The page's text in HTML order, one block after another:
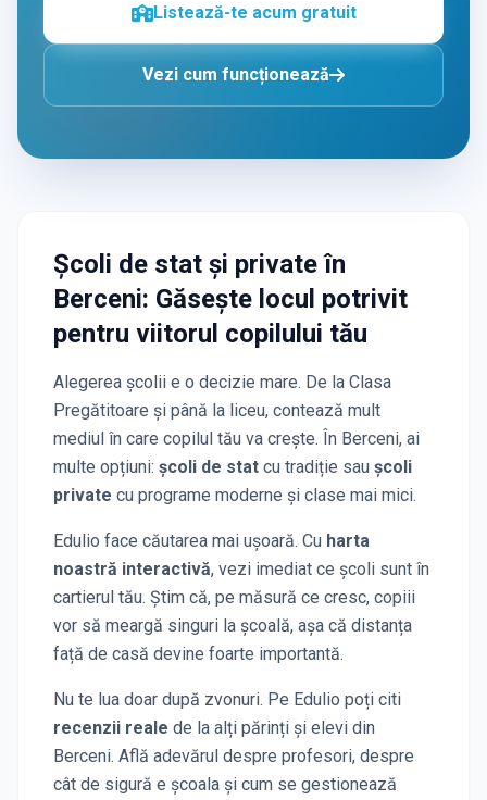
Listează-te acum gratuit
Vezi cum funcționează
Școli de stat și privateîn
Berceni: Găsește locul potrivit
pentru viitorul copilului tău
Alegerea școlii e o decizie mare. De la Clasa
Pregătitoare și până la liceu, contează mult
mediul în care copilul tău va crește. În Berceni, ai
multe opțiuni: școli de stat cu tradiție sau școli
private cu programe moderne și clase mai mici.
Edulio face căutarea mai ușoară. Cu harta
noastră interactivă, vezi imediat ce școli sunt în
cartierul tău. Știm că, pe măsură ce cresc, copiii
vor să meargă singuri la școală, așa că distanța
față de casă devine foarte importantă.
Nu te lua doar după zvonuri. Pe Edulio poți citi
recenzii reale de la alți părinți și elevi din
Berceni. Află adevărul despre profesori, despre
cât de sigură e școala și cum se gestionează